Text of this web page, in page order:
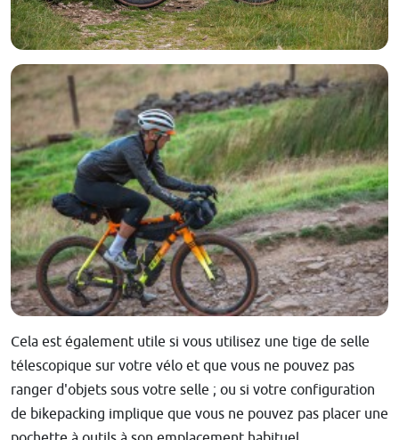
Cela est également utile si vous utilisez une tige de selle
télescopique sur votre vélo et que vous ne pouvez pas
ranger d'objets sous votre selle ; ou si votre configuration
de bikepacking implique que vous ne pouvez pas placer une